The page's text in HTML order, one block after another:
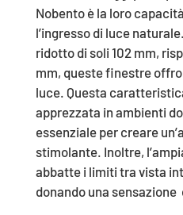
Nobento è la loro
l’ingresso di luce
ridotto di soli 102 mm,
mm, queste finestre
luce. Questa
apprezzata in ambienti
essenziale per creare
stimolante. Inoltre,
abbatte i limiti tra vista
donando una sensazione